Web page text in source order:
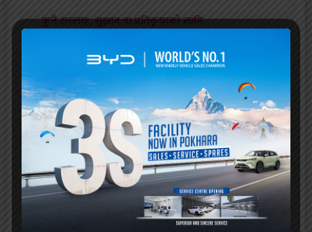
कुनै सल्लाह, सुझाव वा प्रतिकृयाको लागि
मा इमेल पठाउन सक्नुहुन्छ
प्रतिक्रिया दिनुहोस्
सम्बन्धित समाचार